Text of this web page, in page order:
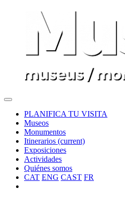
PLANIFICA TU VISITA
Museos
Monumentos
Itinerarios (current)
Exposiciones
Actividades
Quiénes somos
CAT ENG CAST FR